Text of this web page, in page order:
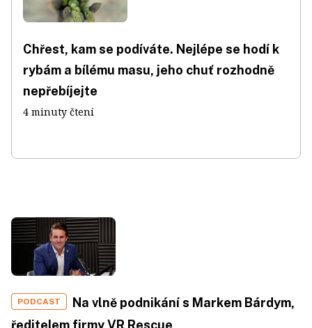
Chřest, kam se podíváte. Nejlépe se hodí k
rybám a bílému masu, jeho chuť rozhodně
nepřebíjejte
4 minuty čtení
PODCAST
Na vlně podnikání s Markem Bárdym,
ředitelem firmy VR Rescue